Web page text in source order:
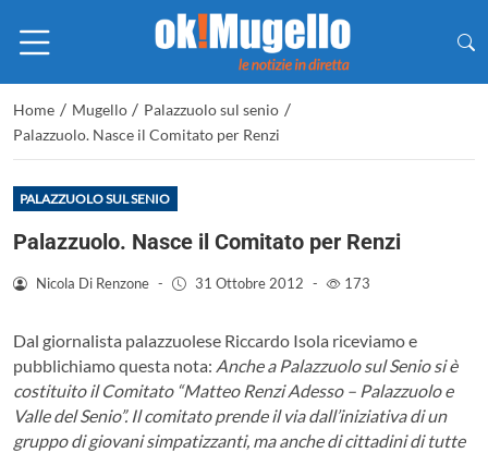
Home / Mugello / Palazzuolo sul senio /
Palazzuolo. Nasce il Comitato per Renzi
PALAZZUOLO SUL SENIO
Palazzuolo. Nasce il Comitato per Renzi
Nicola Di Renzone - 31 Ottobre 2012 - 173
Dal giornalista palazzuolese Riccardo Isola riceviamo e
pubblichiamo questa nota: Anche a Palazzuolo sul Senio si è
costituito il Comitato “Matteo Renzi Adesso – Palazzuolo e
Valle del Senio”. Il comitato prende il via dall’iniziativa di un
gruppo di giovani simpatizzanti, ma anche di cittadini di tutte